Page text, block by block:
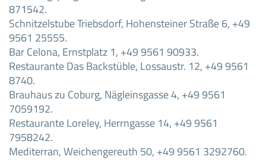
871542.
Schnitzelstube Triebsdorf, Hohensteiner Straße 6, +49
9561 25555.
Bar Celona, Ernstplatz 1, +49 9561 90933.
Restaurante Das Backstüble, Lossaustr. 12, +49 9561
8740.
Brauhaus zu Coburg, Nägleinsgasse 4, +49 9561
7059192.
Restaurante Loreley, Herrngasse 14, +49 9561
7958242.
Mediterran, Weichengereuth 50, +49 9561 3292760.